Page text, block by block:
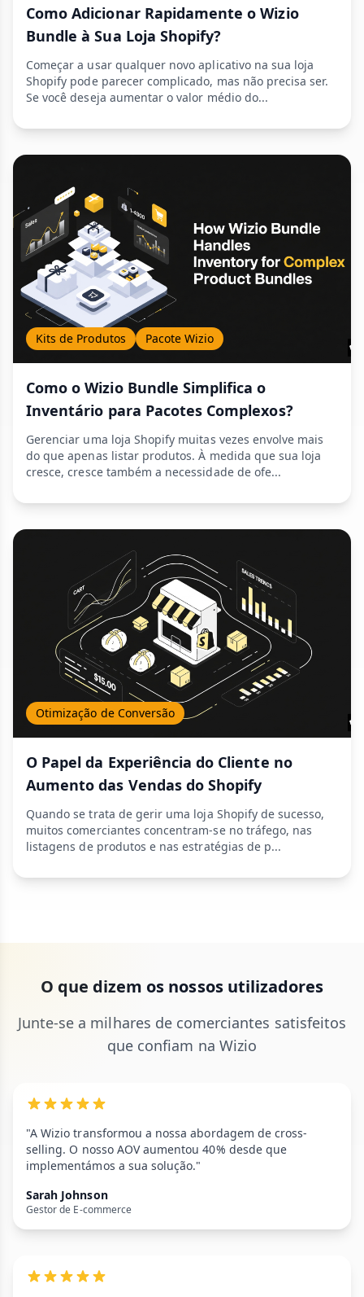
Como Adicionar Rapidamente o Wizio
Bundle à Sua Loja Shopify?
Começar a usar qualquer novo aplicativo na sua loja
Shopify pode parecer complicado, mas não precisa ser.
Se você deseja aumentar o valor médio do...
Kits de Produtos Pacote Wizio
Como o Wizio Bundle Simplifica o
Inventário para Pacotes Complexos?
Gerenciar uma loja Shopify muitas vezes envolve mais
do que apenas listar produtos. À medida que sua loja
cresce, cresce também a necessidade de ofe...
Otimização de Conversão
O Papel da Experiência do Cliente no
Aumento das Vendas do Shopify
Quando se trata de gerir uma loja Shopify de sucesso,
muitos comerciantes concentram-se no tráfego, nas
listagens de produtos e nas estratégias de p...
O que dizem os nossos utilizadores
Junte-se a milhares de comerciantes satisfeitos
que confiam na Wizio
"A Wizio transformou a nossa abordagem de cross-
selling. O nosso AOV aumentou 40% desde que
implementámos a sua solução."
Sarah Johnson
Gestor de E-commerce